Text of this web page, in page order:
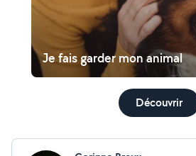
Je fais garder mon animal
Découvrir